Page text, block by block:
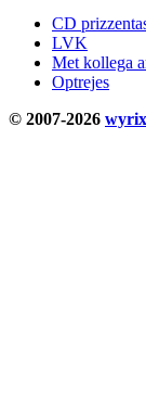
CD
LVK
Met kollega
Optrejes
© 2007-2026 wyrix